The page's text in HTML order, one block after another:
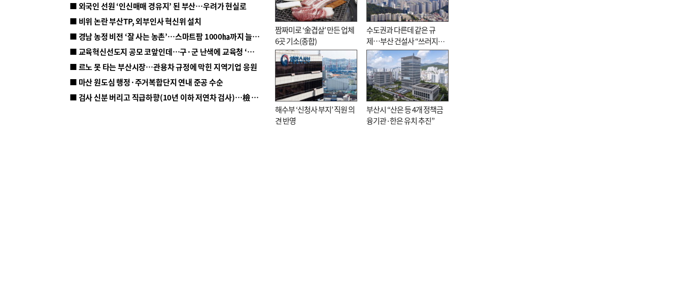
■ 외국인 선원 ‘인신매매 경유지’ 된 부산…우려가 현실로
■ 비위 논란 부산TP, 외부인사 혁신위 설치
■ 경남 농정 비전 ‘잘 사는 농촌’…스마트팜 1000㏊까지 늘린다
■ 교육혁신선도지 공모 코앞인데…구·군 난색에 교육청 ‘쩔쩔’
■ 르노 못 타는 부산시장…관용차 규정에 막힌 지역기업 응원
■ 마산 원도심 행정·주거복합단지 연내 준공 수순
■ 검사 신분 버리고 직급하향(10년 이하 저연차 검사)…檢 중수청행 기피
짬짜미로 ‘金겹살’ 만든 업체
6곳 기소(종합)
수도권과 다른데 같은 규
제…부산 건설사 “쓰러지기
직전”
해수부 ‘신청사 부지’ 직원 의
견 반영
부산시 “산은 등 4개 정책금
융기관·한은 유치 추진”